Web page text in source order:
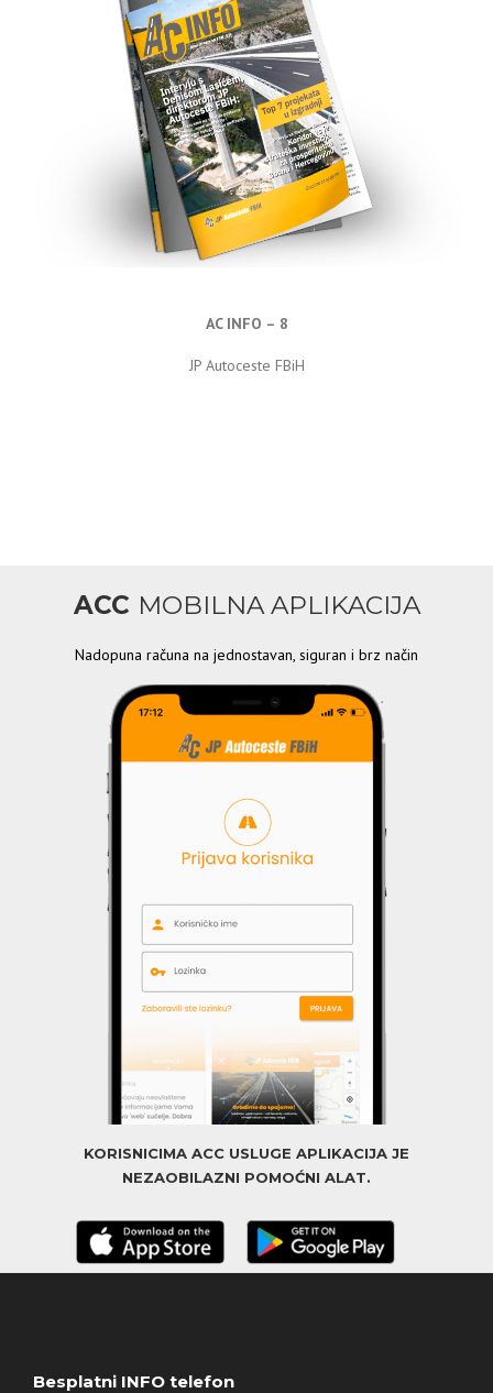
AC INFO – 8
JP Autoceste FBiH
ACC MOBILNA APLIKACIJA
Nadopuna računa na jednostavan, siguran i brz način
KORISNICIMA ACC USLUGE APLIKACIJA JE
NEZAOBILAZNI POMOĆNI ALAT.
Besplatni INFO telefon